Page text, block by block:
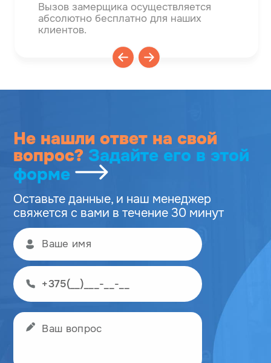
Вызов замерщика осуществляется
абсолютно бесплатно для наших
клиентов.
Не нашли ответ на свой
вопрос? Задайте его в этой
форме
Оставьте данные, и наш менеджер
свяжется с вами в течение 30 минут